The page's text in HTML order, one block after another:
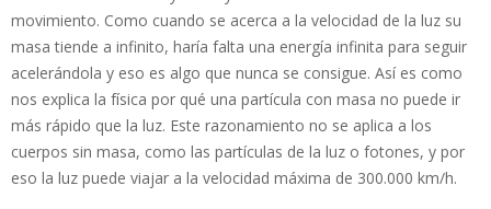
movimiento. Como cuando se acerca a la velocidad de la luz su
masa tiende a infinito, haría falta una energía infinita para seguir
acelerándola y eso es algo que nunca se consigue. Así es como
nos explica la física por qué una partícula con masa no puede ir
más rápido que la luz. Este razonamiento no se aplica a los
cuerpos sin masa, como las partículas de la luz o fotones, y por
eso la luz puede viajar a la velocidad máxima de 300.000 km/h.